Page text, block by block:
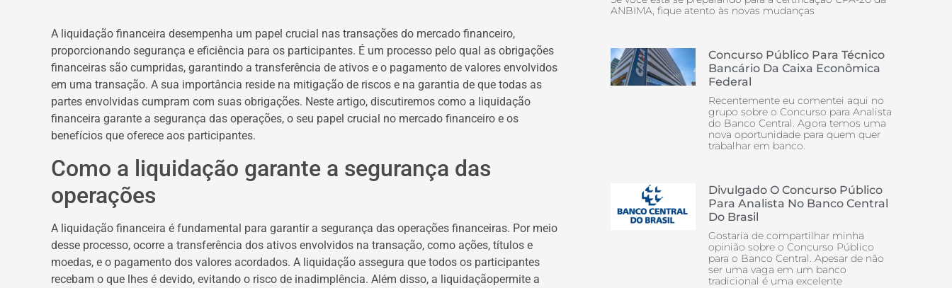
A liquidação financeira desempenha um papel crucial nas transações do mercado financeiro,
proporcionando segurança e eficiência para os participantes. É um processo pelo qual as obrigações
financeiras são cumpridas, garantindo a transferência de ativos e o pagamento de valores envolvidos
em uma transação. A sua importância reside na mitigação de riscos e na garantia de que todas as
partes envolvidas cumpram com suas obrigações. Neste artigo, discutiremos como a liquidação
financeira garante a segurança das operações, o seu papel crucial no mercado financeiro e os
benefícios que oferece aos participantes.
Como a liquidação garante a segurança das
operações
A liquidação financeira é fundamental para garantir a segurança das operações financeiras. Por meio
desse processo, ocorre a transferência dos ativos envolvidos na transação, como ações, títulos e
moedas, e o pagamento dos valores acordados. A liquidação assegura que todos os participantes
recebam o que lhes é devido, evitando o risco de inadimplência. Além disso, a liquidaçãopermite a
ANBIMA, fique atento às novas mudanças
Concurso Público Para Técnico
Bancário Da Caixa Econômica
Federal
Recentemente eu comentei aqui no
grupo sobre o Concurso para Analista
do Banco Central. Agora temos uma
nova oportunidade para quem quer
trabalhar em banco.
Divulgado O Concurso Público
Para Analista No Banco Central
Do Brasil
Gostaria de compartilhar minha
opinião sobre o Concurso Público
para o Banco Central. Apesar de não
ser uma vaga em um banco
tradicional é uma excelente